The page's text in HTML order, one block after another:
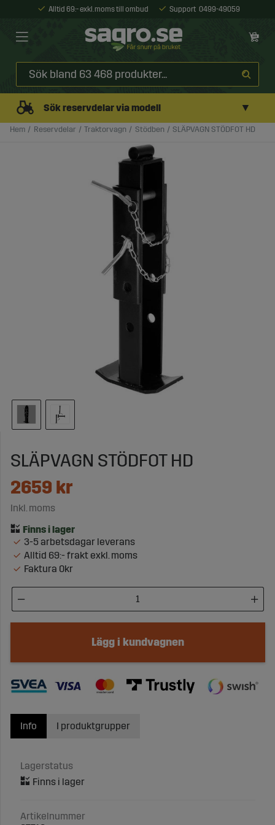
Alltid 69:- exkl. moms till ombud Support 0499-49059
Sök reservdelar via modell ▼
Hem Reservdelar Traktorvagn Stödben SLÄPVAGN STÖDFOT HD
SLÄPVAGN STÖDFOT HD
2659 kr
Inkl. moms
3-5 arbetsdagar leverans
Alltid 69:- frakt exkl. moms
Faktura 0kr
Lägg i kundvagnen
Info
Lagerstatus
Artikelnummer
I produktgrupper